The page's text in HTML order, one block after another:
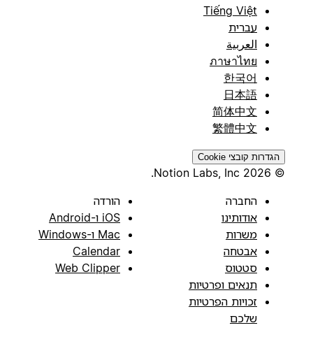
Tiếng Việt
עברית
العربية
ภาษาไทย
한국어
日本語
简体中文
繁體中文
הגדרות קובצי Cookie
© 2026 Notion Labs, Inc.
החברה
אודותינו
משרות
אבטחה
סטטוס
תנאים ופרטיות
זכויות הפרטיות
שלכם
הורדה
iOS ו-Android
Mac ו-Windows
Calendar
Web Clipper